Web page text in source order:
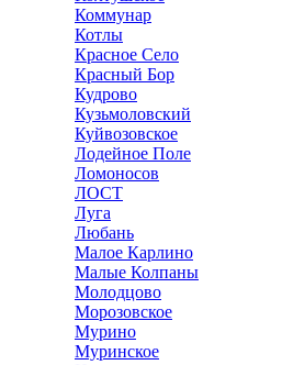
Коммунар
Котлы
Красное Село
Красный Бор
Кудрово
Кузьмоловский
Куйвозовское
Лодейное Поле
Ломоносов
ЛОСТ
Луга
Любань
Малое Карлино
Малые Колпаны
Молодцово
Морозовское
Мурино
Муринское